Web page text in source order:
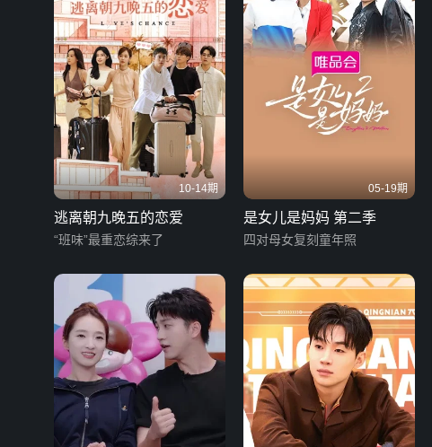
10-14期
逃离朝九晚五的恋爱
“班味”最重恋综来了
05-19期
是女儿是妈妈 第二季
四对母女复刻童年照